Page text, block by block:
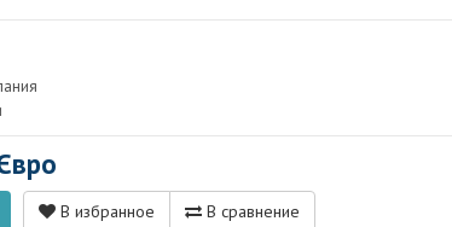
В избранное В сравнение